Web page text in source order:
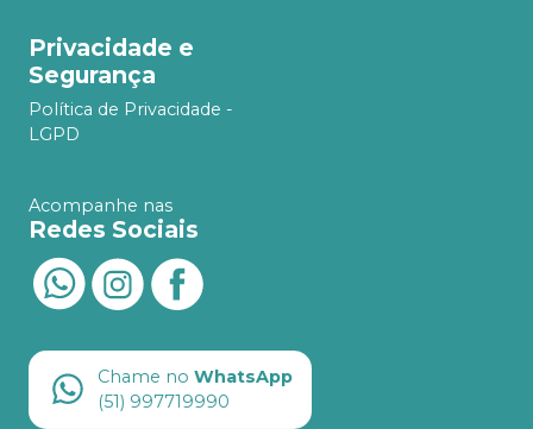
Privacidade e
Segurança
Política de Privacidade -
LGPD
Acompanhe nas
Redes Sociais
Chame no WhatsApp
(51) 997719990